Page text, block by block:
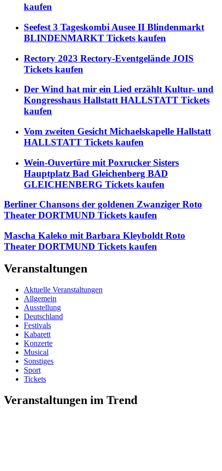
kaufen
Seefest 3 Tageskombi Ausee II Blindenmarkt
BLINDENMARKT Tickets kaufen
Rectory 2023 Rectory-Eventgelände JOIS
Tickets kaufen
Der Wind hat mir ein Lied erzählt Kultur- und
Kongresshaus Hallstatt HALLSTATT Tickets
kaufen
Vom zweiten Gesicht Michaelskapelle Hallstatt
HALLSTATT Tickets kaufen
Wein-Ouvertüre mit Poxrucker Sisters
Hauptplatz Bad Gleichenberg BAD
GLEICHENBERG Tickets kaufen
Berliner Chansons der goldenen Zwanziger Roto
Theater DORTMUND Tickets kaufen
Mascha Kaleko mit Barbara Kleyboldt Roto
Theater DORTMUND Tickets kaufen
Veranstaltungen
Aktuelle Veranstaltungen
Allgemein
Ausstellung
Deutschland
Festivals
Kabarett
Konzerte
Musical
Sonstiges
Sport
Tickets
Veranstaltungen im Trend